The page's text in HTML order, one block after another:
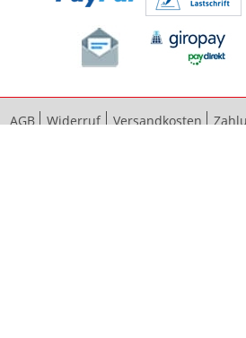
AGB Widerruf Versandkosten